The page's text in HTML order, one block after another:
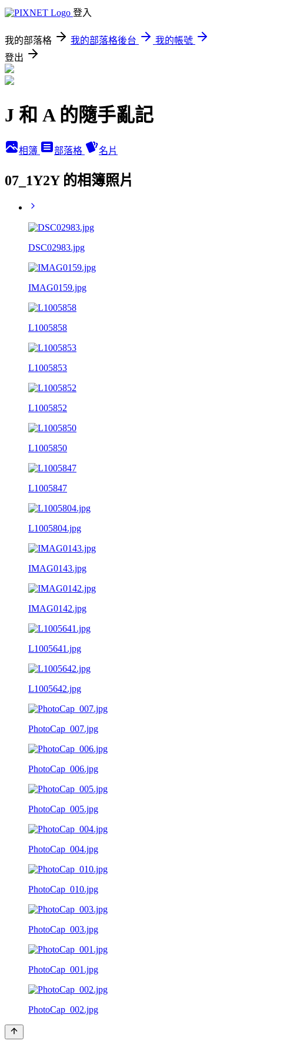
登入
我的部落格 我的部落格後台
我的帳號
登出
J 和 A 的隨手亂記
相簿 部落格 名片
07_1Y2Y 的相簿照片
DSC02983.jpg
IMAG0159.jpg
L1005858
L1005853
L1005852
L1005850
L1005847
L1005804.jpg
IMAG0143.jpg
IMAG0142.jpg
L1005641.jpg
L1005642.jpg
PhotoCap_007.jpg
PhotoCap_006.jpg
PhotoCap_005.jpg
PhotoCap_004.jpg
PhotoCap_010.jpg
PhotoCap_003.jpg
PhotoCap_001.jpg
PhotoCap_002.jpg